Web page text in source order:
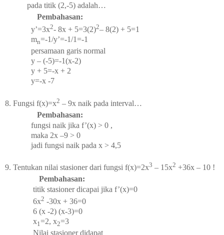
titik (2,-5) adalah…
Pembahasan:
y’=3x2- 8x + 5=3(2)2– 8(2) + 5=1
mn=-1/y’=-1/1=-1
persamaan garis normal
y – (-5)=-1(x-2)
y + 5=-x + 2
y=-x -7
8. Fungsi f(x)=x2 – 9x naik pada interval…
Pembahasan:
fungsi naik jika f’(x) > 0 ,
maka 2x –9 > 0
jadi fungsi naik pada x > 4,5
9. Tentukan nilai stasioner dari fungsi f(x)=2x3 – 15x2 +36x – 10 !
Pembahasan:
titik stasioner dicapai jika f’(x)=0
6x2 -30x + 36=0
6 (x -2) (x-3)=0
x1=2, x2=3
Nilai stasioner didapat